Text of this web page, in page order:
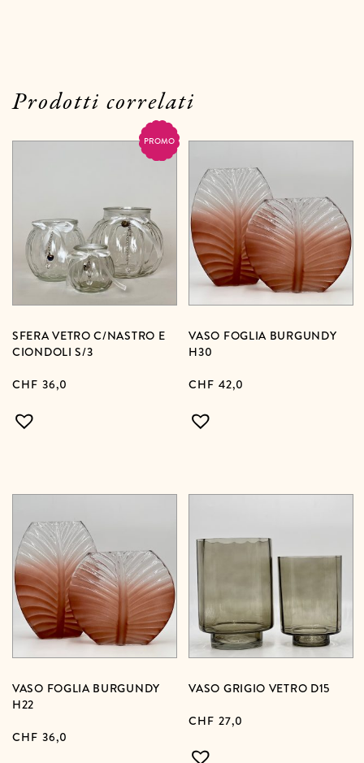
Prodotti correlati
PROMO
SFERA VETRO C/NASTRO E
CIONDOLI S/3
CHF 36,0
VASO FOGLIA BURGUNDY
H30
CHF 42,0
VASO FOGLIA BURGUNDY
H22
CHF 36,0
VASO GRIGIO VETRO D15
CHF 27,0